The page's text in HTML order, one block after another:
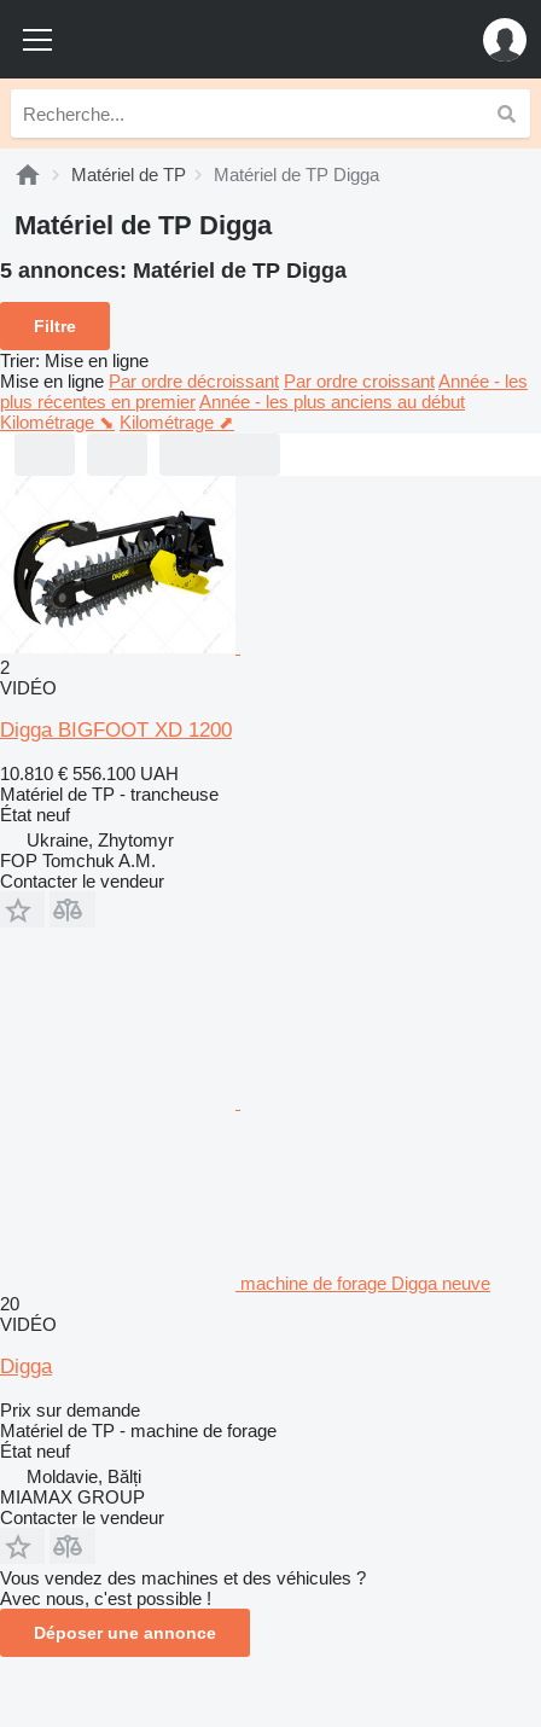
Matériel de TP Matériel de TP Digga
Matériel de TP Digga
5 annonces: Matériel de TP Digga
Filtre
Trier: Mise en ligne
Mise en ligne Par ordre décroissant Par ordre croissantAnnée - les
plus récentes en premierAnnée - les plus anciens au début
Kilométrage ⬊ Kilométrage ⬈
2
VIDÉO
Digga BIGFOOT XD 1200
10.810 € 556.100 UAH
Matériel de TP - trancheuse
État neuf
Ukraine, Zhytomyr
FOP Tomchuk A.M.
Contacter le vendeur
machine de forage Digga neuve
20
VIDÉO
Digga
Prix sur demande
Matériel de TP - machine de forage
État neuf
Moldavie, Bălți
MIAMAX GROUP
Contacter le vendeur
Vous vendez des machines et des véhicules ?
Avec nous, c'est possible !
Déposer une annonce